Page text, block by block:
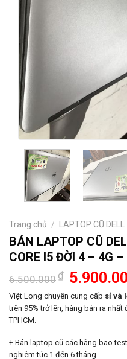
Trang chủ / LAPTOP CŨ DELL
BÁN LAPTOP CŨ
CORE I5 ĐỜI 4 – 4G
6.500.000₫ Giá
gốc
là:
6.500.000₫.
Việt Long chuyên cung cấp sỉ và
trên 95% trở lên, hàng bán ra
TPHCM.
+ Bán laptop cũ các hãng bao
nghiêm túc 1 đến 6 tháng.